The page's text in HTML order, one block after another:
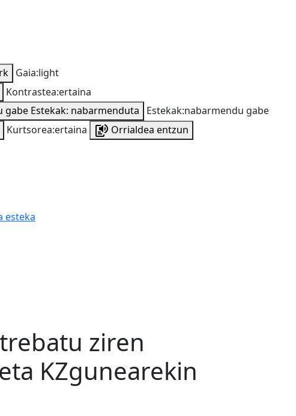
Gaia:light
Kontrastea:ertaina
gabe Estekak: nabarmenduta
Estekak:nabarmendu gabe
Kurtsorea:ertaina
Orrialdea entzun
esteka
ziren
KZgunearekin